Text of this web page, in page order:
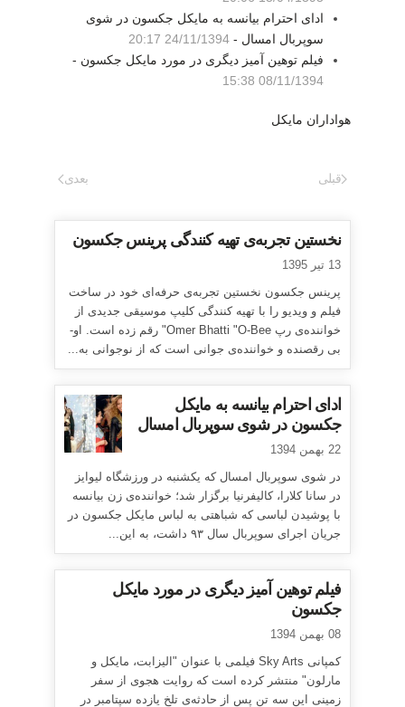
ادای احترام بیانسه به مایکل جکسون در شوی
سوپربال امسال - 24/11/1394 20:17
فیلم توهین آمیز دیگری در مورد مایکل جکسون -
08/11/1394 15:38
هواداران مایکل
قبلی بعدی
نخستین تجربه‌ی تهیه کنندگی پرینس جکسون
13 تیر 1395
پرینس جکسون نخستین تجربه‌ی حرفه‌ای خود در ساخت
فیلم و ویدیو را با تهیه کنندگی کلیپ موسیقی جدیدی از
خواننده‌ی رپ Omer Bhatti "O-Bee" رقم زده است. او-
بی رقصنده و خواننده‌ی جوانی است که از نوجوانی به...
ادای احترام بیانسه به مایکل
جکسون در شوی سوپربال امسال
22 بهمن 1394
در شوی سوپربال امسال که یکشنبه در ورزشگاه لیوایز
در سانا کلارا، کالیفرنیا برگزار شد؛ خواننده‌ی زن بیانسه
با پوشیدن لباسی که شباهتی به لباس مایکل جکسون در
جریان اجرای سوپربال سال ۹۳ داشت، به این...
فیلم توهین آمیز دیگری در مورد مایکل
جکسون
08 بهمن 1394
کمپانی Sky Arts فیلمی با عنوان "الیزابت، مایکل و
مارلون" منتشر کرده است که روایت هجوی از سفر
زمینی این سه تن پس از حادثه‌ی تلخ یازده سپتامبر در